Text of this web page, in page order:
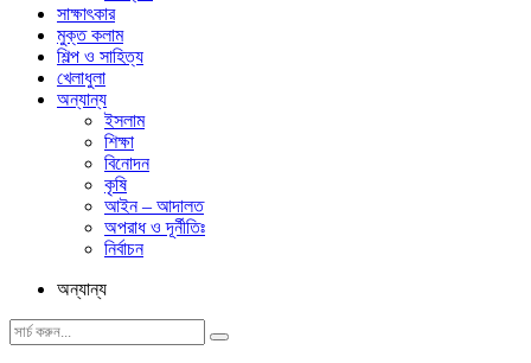
সাক্ষাৎকার
মুক্ত কলাম
শিল্প ও সাহিত্য
খেলাধুলা
অন্যান্য
ইসলাম
শিক্ষা
বিনোদন
কৃষি
আইন – আদালত
অপরাধ ও দূর্নীতিঃ
নির্বাচন
অন্যান্য